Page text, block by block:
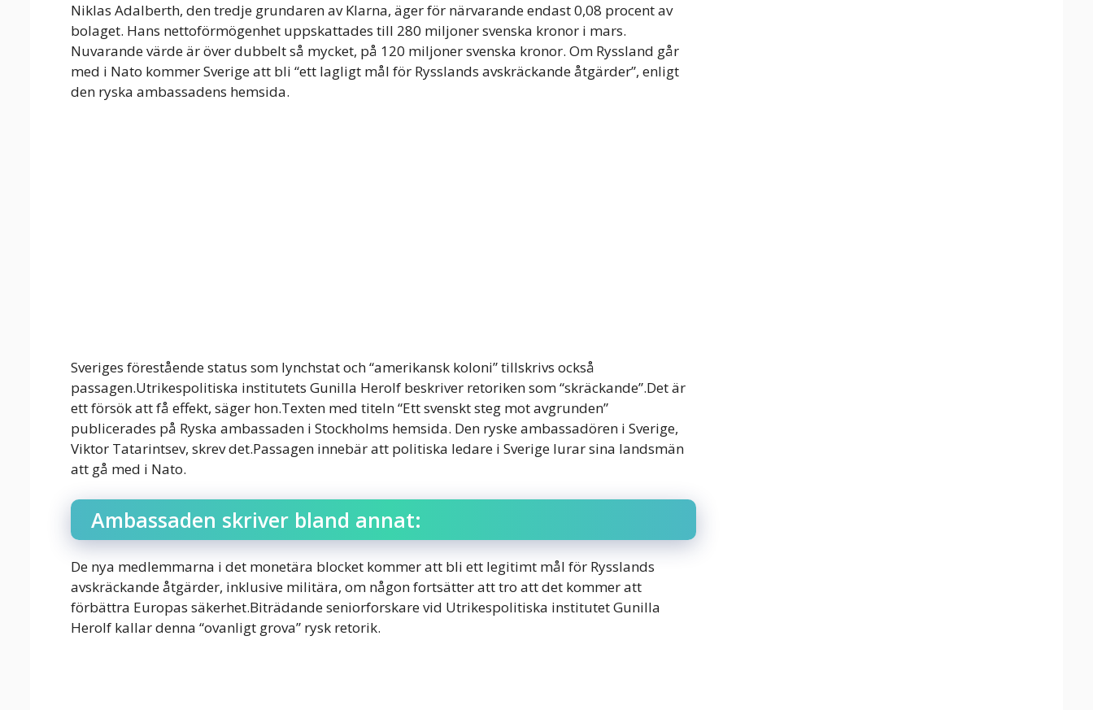
Niklas Adalberth, den tredje grundaren av Klarna, äger för närvarande endast 0,08 procent av
bolaget. Hans nettoförmögenhet uppskattades till 280 miljoner svenska kronor i mars.
Nuvarande värde är över dubbelt så mycket, på 120 miljoner svenska kronor. Om Ryssland går
med i Nato kommer Sverige att bli “ett lagligt mål för Rysslands avskräckande åtgärder”, enligt
den ryska ambassadens hemsida.
Sveriges förestående status som lynchstat och “amerikansk koloni” tillskrivs också
passagen.Utrikespolitiska institutets Gunilla Herolf beskriver retoriken som “skräckande”.Det är
ett försök att få effekt, säger hon.Texten med titeln “Ett svenskt steg mot avgrunden”
publicerades på Ryska ambassaden i Stockholms hemsida. Den ryske ambassadören i Sverige,
Viktor Tatarintsev, skrev det.Passagen innebär att politiska ledare i Sverige lurar sina landsmän
att gå med i Nato.
Ambassaden skriver bland annat:
De nya medlemmarna i det monetära blocket kommer att bli ett legitimt mål för Rysslands
avskräckande åtgärder, inklusive militära, om någon fortsätter att tro att det kommer att
förbättra Europas säkerhet.Biträdande seniorforskare vid Utrikespolitiska institutet Gunilla
Herolf kallar denna “ovanligt grova” rysk retorik.